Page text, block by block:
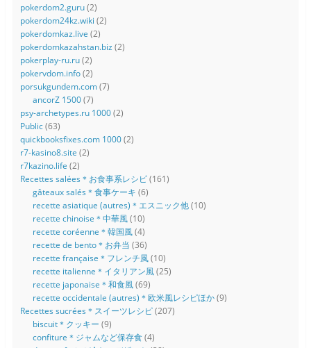
pokerdom2.guru(2)
pokerdom24kz.wiki (2)
pokerdomkaz.live (2)
pokerdomkazahstan.biz (2)
pokerplay-ru.ru(2)
pokervdom.info(2)
porsukgundem.com(7)
ancorZ 1500(7)
psy-archetypes.ru 1000(2)
Public(63)
quickbooksfixes.com 1000(2)
r7-kasino8.site (2)
r7kazino.life (2)
Recettes salées＊お食事系レシピ(161)
gâteaux salés＊食事ケーキ (6)
recette asiatique (autres)＊エスニック他(10)
recette chinoise＊中華風(10)
recette coréenne＊韓国風(4)
recette de bento＊お弁当 (36)
recette française＊フレンチ風(10)
recette italienne＊イタリアン風(25)
recette japonaise＊和食風(69)
recette occidentale (autres)＊欧米風レシピほか(9)
Recettes sucrées＊スイーツレシピ(207)
biscuit＊クッキー (9)
confiture＊ジャムなど保存食(4)